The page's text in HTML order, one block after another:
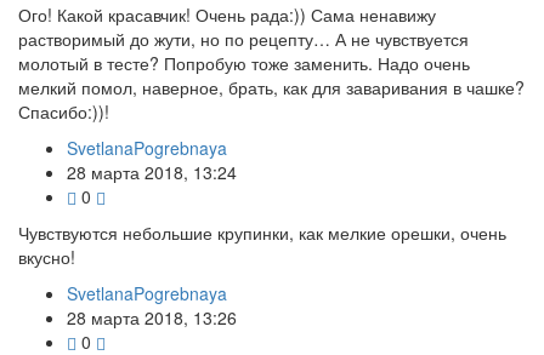
Ого! Какой красавчик! Очень рада:)) Сама ненавижу
растворимый до жути, но по рецепту… А не чувствуется
молотый в тесте? Попробую тоже заменить. Надо очень
мелкий помол, наверное, брать, как для заваривания в чашке?
Спасибо:))!
SvetlanaPogrebnaya
28 марта 2018, 13:24
0
Чувствуются небольшие крупинки, как мелкие орешки, очень
вкусно!
SvetlanaPogrebnaya
28 марта 2018, 13:26
0